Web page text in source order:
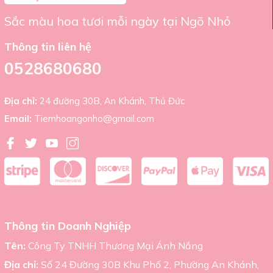
Tiệm Hoa Ngõ Nhỏ
Địa chỉ:24 Đường số 30B, An Khánh, Thành Phố Thủ
Đức, Thành Phố Hồ Chí Minh.
Email: Tiemhoangonho@gmail.com
nghiệm sự sang trọng và tinh tế của Bó Hoa Cưới Calla Lily
Hà Lan Nhập Khẩu ngay hôm nay!
Sắc màu hoa tươi mỗi ngày tại Ngõ Nhỏ
Thông tin liên hệ
0528680680
Địa chỉ: 24 đường 30B, An Khánh, Thủ Đức
Email: Tiemhoangonho@gmail.com
Thông tin Doanh Nghiệp
Tên: Công Ty TNHH Thương Mại Ánh Nắng
Địa chỉ: Số 24 Đường 30B Khu Phố 2, Phường An Khánh,